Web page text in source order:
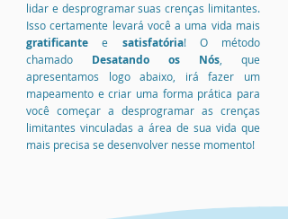
lidar e desprogramar suas crenças limitantes.
Isso certamente levará você a uma vida mais
gratificante e satisfatória! O método
chamado Desatando os Nós , que
apresentamos logo abaixo, irá fazer um
mapeamento e criar uma forma prática para
você começar a desprogramar as crenças
limitantes vinculadas a área de sua vida que
mais precisa se desenvolver nesse momento!